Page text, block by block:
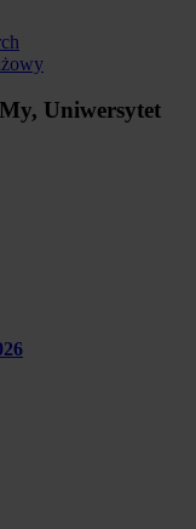
My, Uniwersytet